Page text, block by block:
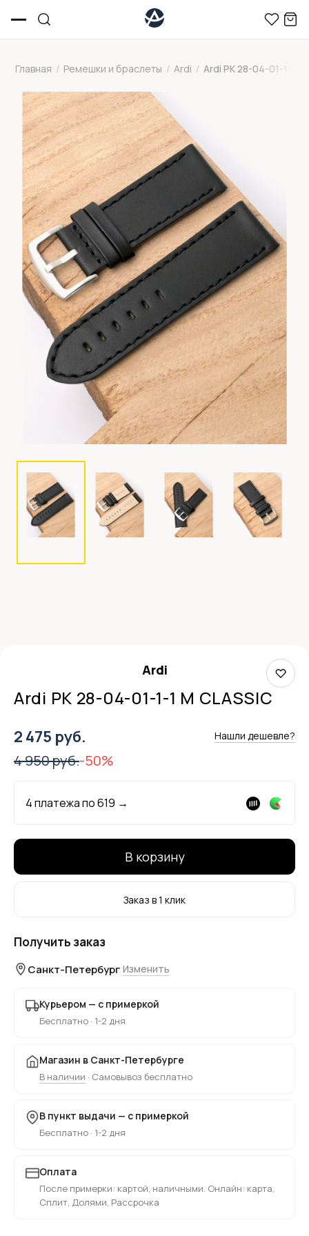
Главная / Ремешки и браслеты / Ardi / Ardi РК 28-04-01-1-1 М
Ardi
Ardi РК 28-04-01-1-1 М CLASSIC
2 475 руб. Нашли дешевле?
4 950 руб.-50%
4 платежа по619 →
В корзину
Заказ в 1 клик
Получить заказ
Санкт-Петербург Изменить
Курьером — с примеркой
Бесплатно · 1-2 дня
Магазин в Санкт-Петербурге
В наличии · Самовывоз бесплатно
В пункт выдачи — с примеркой
Бесплатно · 1-2 дня
Оплата
После примерки: картой, наличными. Онлайн: карта,
Сплит, Долями, Рассрочка